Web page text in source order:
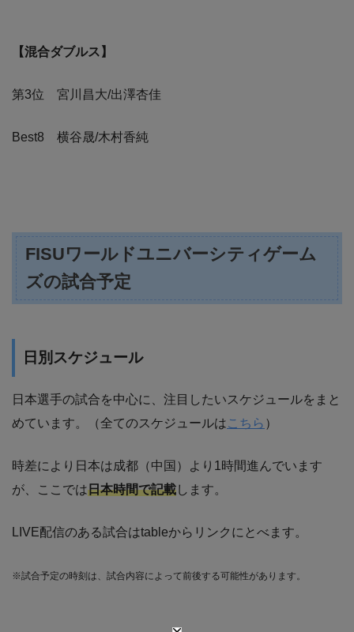
【混合ダブルス】
第3位 宮川昌大/出澤杏佳
Best8 横谷晟/木村香純
FISUワールドユニバーシティゲーム
ズの試合予定
日別スケジュール
日本選手の試合を中心に、注目したいスケジュールをまと
めています。（全てのスケジュールはこちら ）
時差により日本は成都（中国）より1時間進んでいます
が、ここでは日本時間で記載します。
LIVE配信のある試合はtableからリンクにとべます。
※試合予定の時刻は、試合内容によって前後する可能性があります。